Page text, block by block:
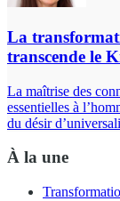
La
transcende le
La maîtrise des
essentielles à
du désir
À la une